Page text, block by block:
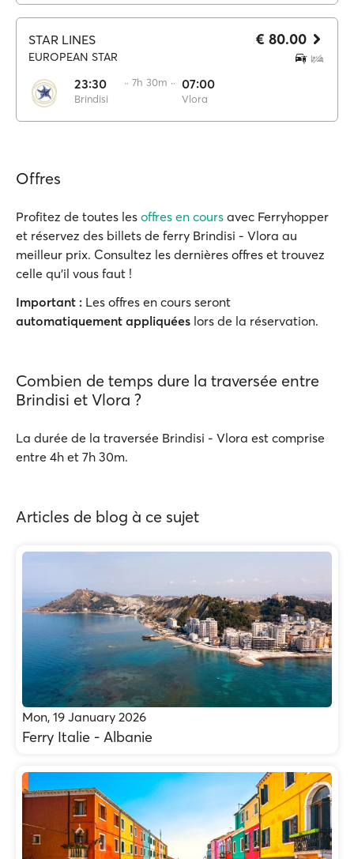
STAR LINES
EUROPEAN STAR
23:30
Brindisi
·· 7h 30m ·· 07:00
Vlora
€ 80.00
Offres
Profitez de toutes les offres en cours avec Ferryhopper
et réservez des billets de ferry Brindisi - Vlora au
meilleur prix. Consultez les dernières offres et trouvez
celle qu'il vous faut !
Important : Les offres en cours seront
automatiquement appliquées lors de la réservation.
Combien de temps dure la traversée entre
Brindisi et Vlora ?
La durée de la traversée Brindisi - Vlora est comprise
entre 4h et 7h 30m.
Articles de blog à ce sujet
Mon, 19 January 2026
Ferry Italie - Albanie